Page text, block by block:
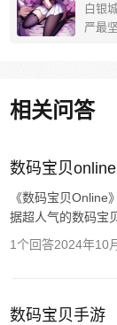
白银
严最
魔法
穿越
相关问答
数码宝贝online
《数码宝贝
据超人气的数码宝
1个回答2024年10
数码宝贝手游